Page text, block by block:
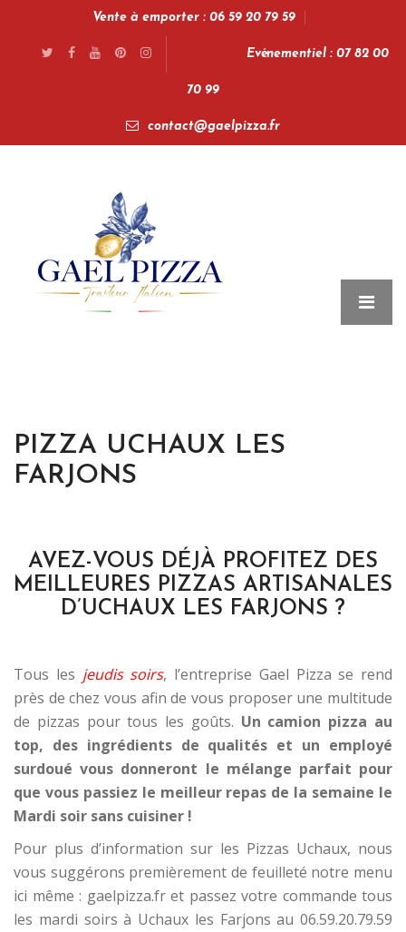
Vente à emporter : 06 59 20 79 59
Evénementiel : 07 82 00
70 99
contact@gaelpizza.fr
PIZZA UCHAUX LES
FARJONS
AVEZ-VOUS DÉJÀ PROFITEZ DES
MEILLEURES PIZZAS ARTISANALES
D’UCHAUX LES FARJONS ?
Tous les jeudis soirs, l’entreprise Gael Pizza se rend
près de chez vous afin de vous proposer une multitude
de pizzas pour tous les goûts. Un camion pizza au
top, des ingrédients de qualités et un employé
surdoué vous donneront le mélange parfait pour
que vous passiez le meilleur repas de la semaine le
Mardi soir sans cuisiner !
Pour plus d’information sur les Pizzas Uchaux, nous
vous suggérons premièrement de feuilleté notre menu
ici même : gaelpizza.fr et passez votre commande tous
les mardi soirs à Uchaux les Farjons au 06.59.20.79.59